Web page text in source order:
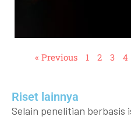
« Previous 1 2 3 4
Riset lainnya​​
Selain penelitian berbasis